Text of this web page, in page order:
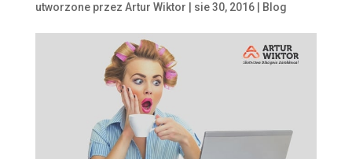
utworzone przez Artur Wiktor sie 30, 2016| Blog